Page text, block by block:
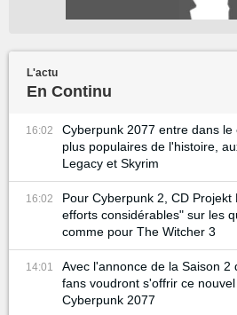
L'actu
En Continu
16:02
Cyberpunk 2077 entre dans le
plus populaires de l'histoire,
Legacy et Skyrim
16:02
Pour Cyberpunk 2, CD Projekt
efforts considérables" sur les
comme pour The Witcher 3
14:01
Avec l'annonce de la Saison 2
fans voudront s'offrir ce
Cyberpunk 2077